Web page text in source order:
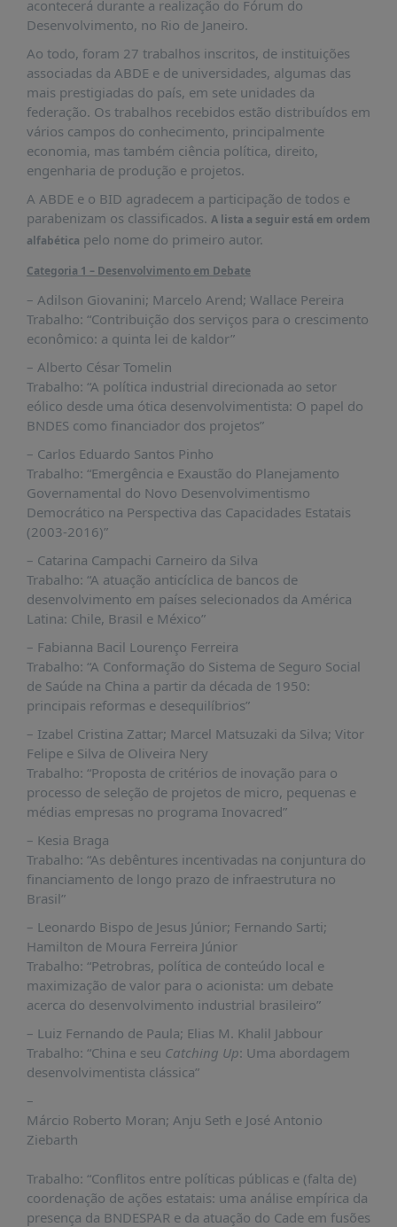
DADOS
FRENTE
PARLAMENTAR
SOBRE
A
FRENTE
MATERIAIS
INFORMAÇÕES
E
INSCRIÇÕES
DISPONÍVEIS
PUBLICAÇÕES
REVISTA
RUMOS
LIVROS
ESTUDOS
NOTÍCIAS
PRÊMIO
BID
PRÊMIO
ABDE
DE
JORNALISMO
+
CONTATO
acontecerá durante a realização do Fórum do
Desenvolvimento, no Rio de Janeiro.
Ao todo, foram 27 trabalhos inscritos, de instituições
associadas da ABDE e de universidades, algumas das
mais prestigiadas do país, em sete unidades da
federação. Os trabalhos recebidos estão distribuídos em
vários campos do conhecimento, principalmente
economia, mas também ciência política, direito,
engenharia de produção e projetos.
A ABDE e o BID agradecem a participação de todos e
parabenizam os classificados. A lista a seguir está em ordem
alfabética pelo nome do primeiro autor.
Categoria 1 – Desenvolvimento em Debate
– Adilson Giovanini; Marcelo Arend; Wallace Pereira
Trabalho: “Contribuição dos serviços para o crescimento
econômico: a quinta lei de kaldor”
– Alberto César Tomelin
Trabalho: “A política industrial direcionada ao setor
eólico desde uma ótica desenvolvimentista: O papel do
BNDES como financiador dos projetos”
– Carlos Eduardo Santos Pinho
Trabalho: “Emergência e Exaustão do Planejamento
Governamental do Novo Desenvolvimentismo
Democrático na Perspectiva das Capacidades Estatais
(2003-2016)”
– Catarina Campachi Carneiro da Silva
Trabalho: “A atuação anticíclica de bancos de
desenvolvimento em países selecionados da América
Latina: Chile, Brasil e México”
– Fabianna Bacil Lourenço Ferreira
Trabalho: “A Conformação do Sistema de Seguro Social
de Saúde na China a partir da década de 1950:
principais reformas e desequilíbrios”
– Izabel Cristina Zattar; Marcel Matsuzaki da Silva; Vitor
Felipe e Silva de Oliveira Nery
Trabalho: “Proposta de critérios de inovação para o
processo de seleção de projetos de micro, pequenas e
médias empresas no programa Inovacred”
– Kesia Braga
Trabalho: “As debêntures incentivadas na conjuntura do
financiamento de longo prazo de infraestrutura no
Brasil”
– Leonardo Bispo de Jesus Júnior; Fernando Sarti;
Hamilton de Moura Ferreira Júnior
Trabalho: “Petrobras, política de conteúdo local e
maximização de valor para o acionista: um debate
acerca do desenvolvimento industrial brasileiro”
– Luiz Fernando de Paula; Elias M. Khalil Jabbour
Trabalho: “China e seu Catching Up: Uma abordagem
desenvolvimentista clássica”
–
Márcio Roberto Moran; Anju Seth e José Antonio
Ziebarth
Trabalho: “Conflitos entre políticas públicas e (falta de)
coordenação de ações estatais: uma análise empírica da
presença da BNDESPAR e da atuação do Cade em fusões